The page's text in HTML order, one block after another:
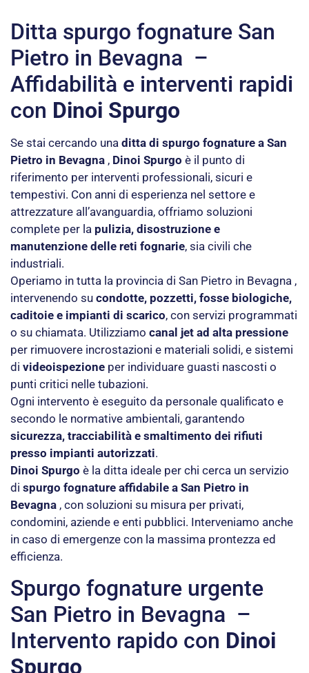
Ditta spurgo fognature San
Pietro in Bevagna –
Affidabilità e interventi rapidi
con Dinoi Spurgo
Se stai cercando una ditta di spurgo fognature a San
Pietro in Bevagna , Dinoi Spurgo è il punto di
riferimento per interventi professionali, sicuri e
tempestivi. Con anni di esperienza nel settore e
attrezzature all’avanguardia, offriamo soluzioni
complete per la pulizia, disostruzione e
manutenzione delle reti fognarie, sia civili che
industriali.
Operiamo in tutta la provincia di San Pietro in Bevagna ,
intervenendo su condotte, pozzetti, fosse biologiche,
caditoie e impianti di scarico, con servizi programmati
o su chiamata. Utilizziamo canal jet ad alta pressione
per rimuovere incrostazioni e materiali solidi, e sistemi
di videoispezione per individuare guasti nascosti o
punti critici nelle tubazioni.
Ogni intervento è eseguito da personale qualificato e
secondo le normative ambientali, garantendo
sicurezza, tracciabilità e smaltimento dei rifiuti
presso impianti autorizzati.
Dinoi Spurgo è la ditta ideale per chi cerca un servizio
di spurgo fognature affidabile a San Pietro in
Bevagna , con soluzioni su misura per privati,
condomini, aziende e enti pubblici. Interveniamo anche
in caso di emergenze con la massima prontezza ed
efficienza.
Spurgo fognature urgente
San Pietro in Bevagna –
Intervento rapido con Dinoi
Spurgo